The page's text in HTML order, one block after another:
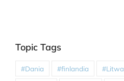
Topic Tags
#Dania #finlandia #Litwa